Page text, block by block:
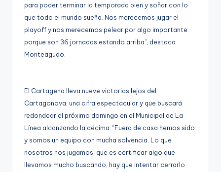
para poder terminar la temporada bien y soñar con lo
que todo el mundo sueña. Nos merecemos jugar el
playoff y nos merecemos pelear por algo importante
porque son 36 jornadas estando arriba”, destaca
Monteagudo.
El Cartagena lleva nueve victorias lejos del
Cartagonova, una cifra espectacular y que buscará
redondear el próximo domingo en el Municipal de La
Línea alcanzando la décima. “Fuera de casa hemos sido
y somos un equipo con mucha solvencia. Lo que
nosotros nos jugamos, que es certificar algo que
llevamos mucho buscando, hay que intentar cerrarlo